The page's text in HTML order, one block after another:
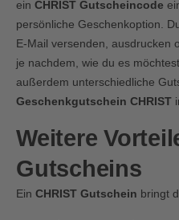
ein CHRIST Gutscheincode
persönliche Geschenkoption.
E-Mail versenden, ausdrucken
je nachdem, wie du es
außerdem unterschiedliche
Geschenkgutschein CHRIST
Weitere
Gutscheins
Ein CHRIST Gutschein bringt